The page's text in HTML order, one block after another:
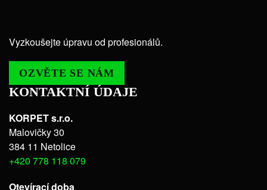
Vyzkoušejte úpravu od profesionálů.
OZVĚTE SE NÁM
KONTAKTNÍ ÚDAJE
KORPET s.r.o.
Malovičky 30
384 11 Netolice
+420 778 118 079
Otevírací doba